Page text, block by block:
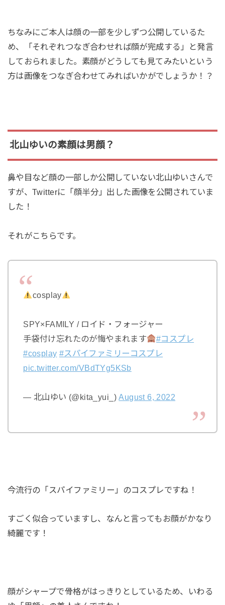
ちなみにご本人は顔の一部を少しずつ公開しているた
め、「それぞれつなぎ合わせれば顔が完成する」と発言
しておられました。素顔がどうしても見てみたいという
方は画像をつなぎ合わせてみればいかがでしょうか！？
北山ゆいの素顔は男顔？
鼻や目など顔の一部しか公開していない北山ゆいさんで
すが、Twitterに「顔半分」出した画像を公開されていま
した！
それがこちらです。
cosplay
SPY×FAMILY / ロイド・フォージャー
手袋付け忘れたのが悔やまれます
#コスプレ
#cosplay #スパイファミリーコスプレ
pic.twitter.com/VBdTYg5KSb
— 北山ゆい (@kita_yui_)August 6, 2022
今流行の「スパイファミリー」のコスプレですね！
すごく似合っていますし、なんと言ってもお顔がかなり
綺麗です！
顔がシャープで骨格がはっきりとしているため、いわる